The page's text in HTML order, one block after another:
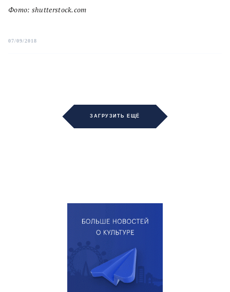
Фото: shutterstock.com
07/09/2018
ЗАГРУЗИТЬ ЕЩЁ